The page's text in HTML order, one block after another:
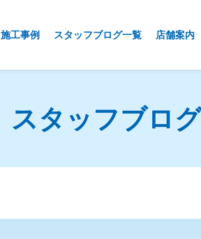
施工事例 スタッフブログ一覧 店舗案内
スタッフブログ